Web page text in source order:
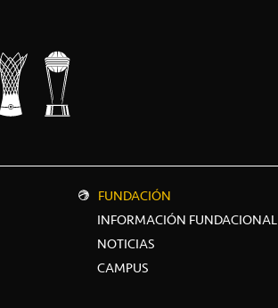
FUNDACIÓN
INFORMACIÓN FUNDACIONAL
NOTICIAS
CAMPUS